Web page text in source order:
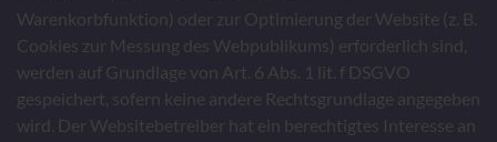
Warenkorbfunktion) oder zur Optimierung der Website (z. B.
Cookies zur Messung des Webpublikums) erforderlich sind,
werden auf Grundlage von Art. 6 Abs. 1 lit. f DSGVO
gespeichert, sofern keine andere Rechtsgrundlage angegeben
wird. Der Websitebetreiber hat ein berechtigtes Interesse an